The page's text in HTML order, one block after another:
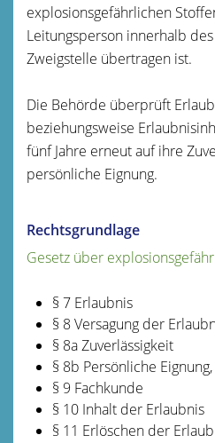
explosionsgefährlichen
Leitungsperson innerhalb
Zweigstelle übertragen ist.
Die Behörde überprüft
beziehungsweise
fünf Jahre erneut auf ihre
persönliche Eignung.
Rechtsgrundlage
Gesetz über
§ 7 Erlaubnis
§ 8 Versagung der
§ 8a Zuverlässigkeit
§ 8b Persönliche
§ 9 Fachkunde
§ 10 Inhalt der Erlaubnis
§ 11 Erlöschen der